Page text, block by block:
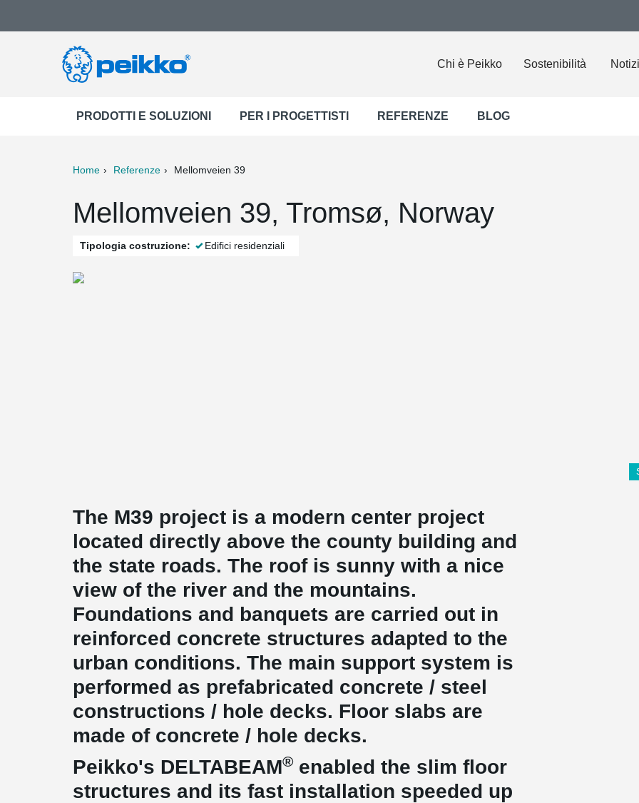
Chi è Peikko Sostenibilità
PRODOTTI E SOLUZIONI PER I PROGETTISTI REFERENZE BLOG
Home Referenze Mellomveien 39
Mellomveien 39, Tromsø, Norway
Tipologia costruzione: Edifici residenziali
The M39 project is a modern center project
located directly above the county building and
the state roads. The roof is sunny with a nice
view of the river and the mountains.
Foundations and banquets are carried out in
reinforced concrete structures adapted to the
urban conditions. The main support system is
performed as prefabricated concrete / steel
constructions / hole decks. Floor slabs are
made of concrete / hole decks.
Peikko's DELTABEAM® enabled the slim floor
structures and its fast installation speeded up